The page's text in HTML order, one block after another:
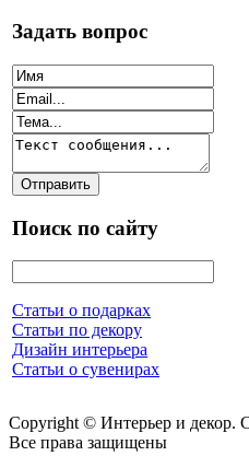
Задать вопрос
Поиск по сайту
Статьи о подарках
Статьи по декору
Дизайн интерьера
Статьи о сувенирах
Copyright © Интерьер и декор.
Все права защищены